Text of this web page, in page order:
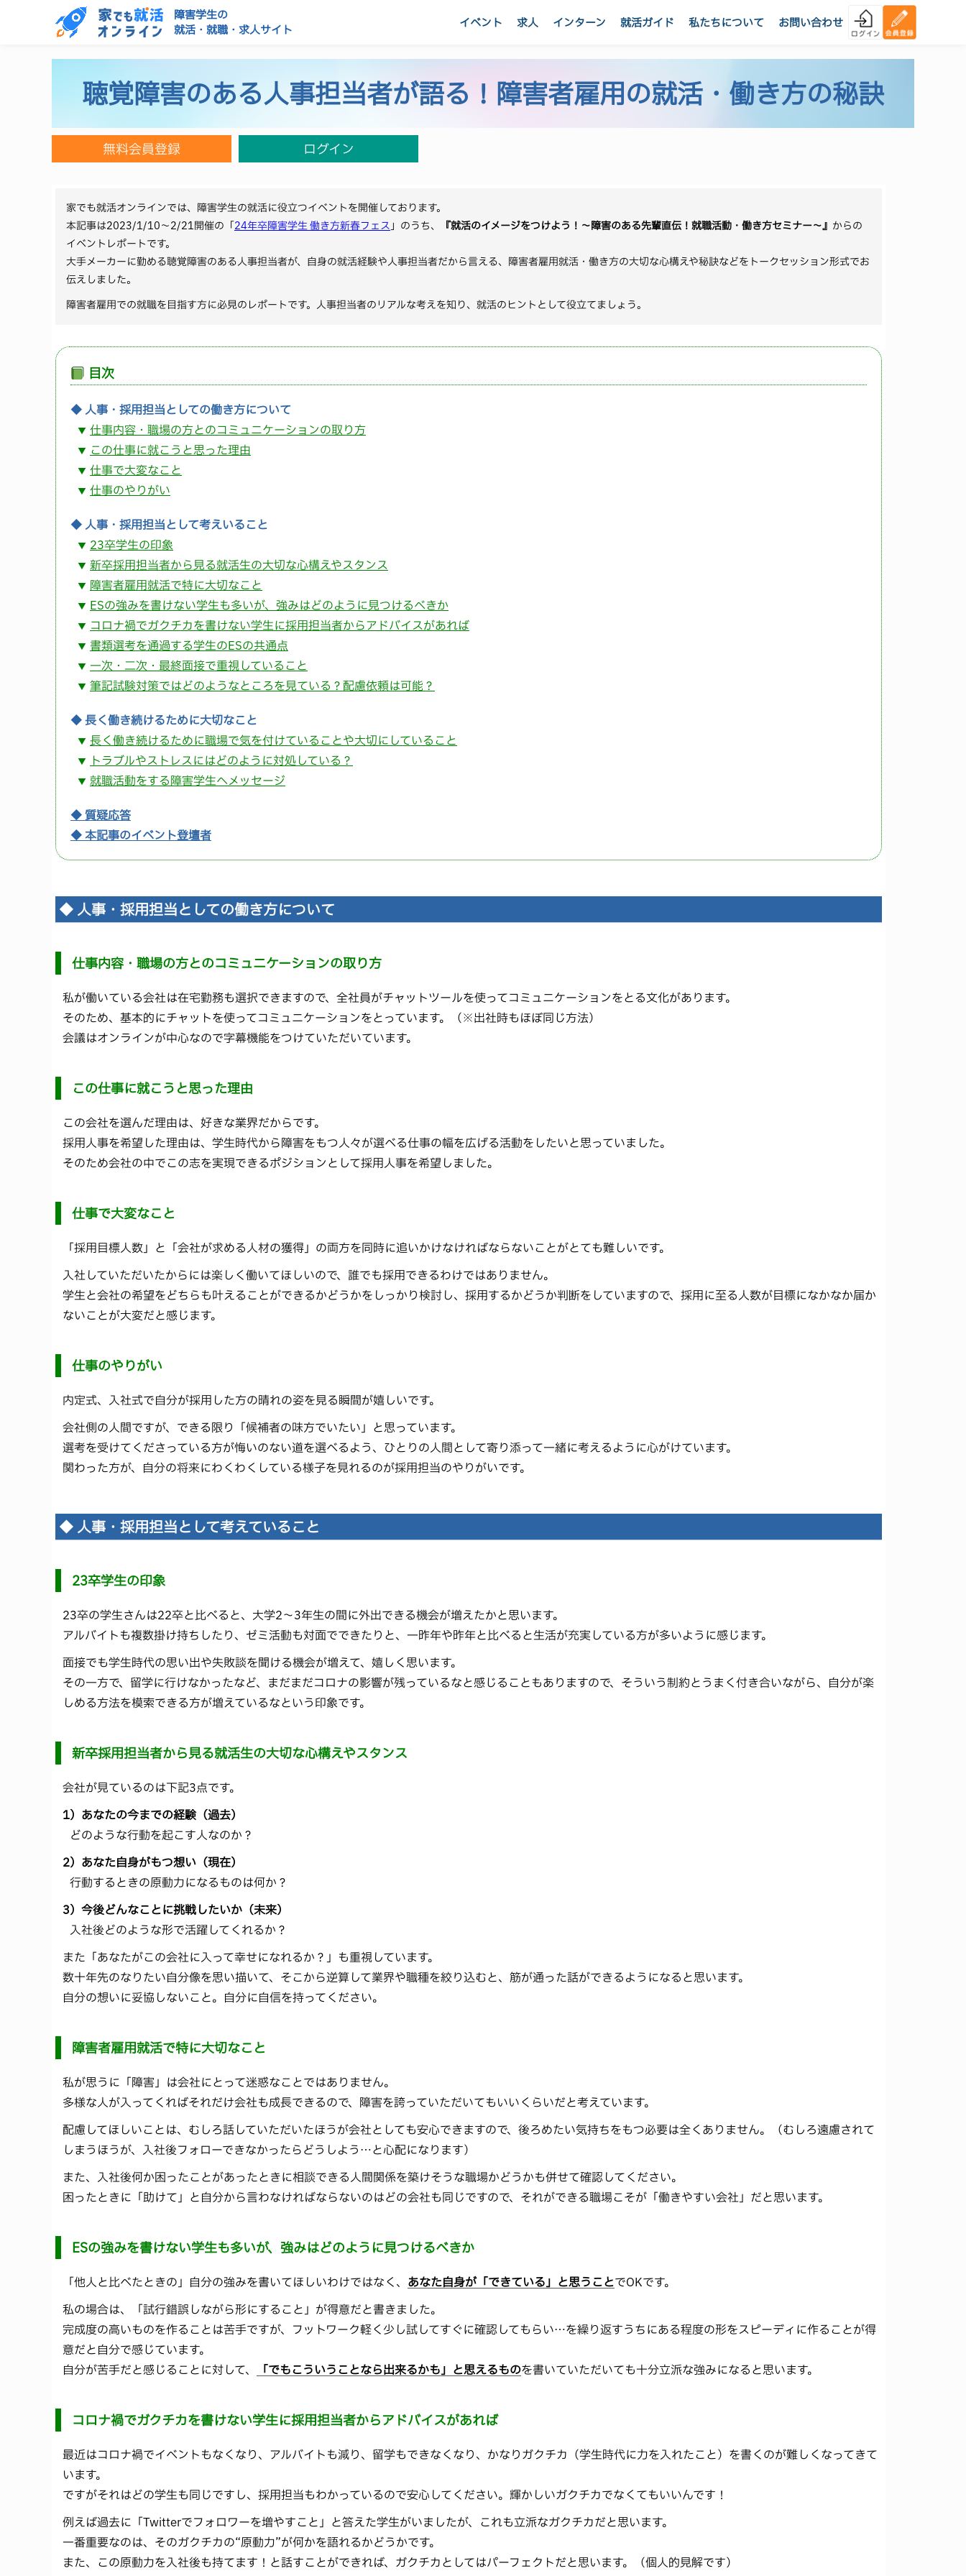
障害学生の
就活・就職・求人サイト
イベント 求人 インターン 就活ガイド 私たちについて お問い合わせ
聴覚障害のある人事担当者が語る！障害者雇用の就活・働き方の秘訣
無料会員登録 ログイン
家でも就活オンラインでは、障害学生の就活に役立つイベントを開催しております。
本記事は2023/1/10～2/21開催の「 24年卒障害学生 働き方新春フェス 」のうち、 『就活のイメージをつけよう！～障害のある先輩直伝！就職活動・働き方セミナー～』 からの
イベントレポートです。
大手メーカーに勤める聴覚障害のある人事担当者が、自身の就活経験や人事担当者だから言える、障害者雇用就活・働き方の大切な心構えや秘訣などをトークセッション形式でお
伝えしました。
障害者雇用での就職を目指す方に必見のレポートです。人事担当者のリアルな考えを知り、就活のヒントとして役立てましょう。
目次
◆ 人事・採用担当としての働き方について
▼ 仕事内容・職場の方とのコミュニケーションの取り方
▼ この仕事に就こうと思った理由
▼ 仕事で大変なこと
▼ 仕事のやりがい
◆ 人事・採用担当として考えいること
▼ 23卒学生の印象
▼ 新卒採用担当者から見る就活生の大切な心構えやスタンス
▼ 障害者雇用就活で特に大切なこと
▼ ESの強みを書けない学生も多いが、強みはどのように見つけるべきか
▼ コロナ禍でガクチカを書けない学生に採用担当者からアドバイスがあれば
▼ 書類選考を通過する学生のESの共通点
▼ 一次・二次・最終面接で重視していること
▼ 筆記試験対策ではどのようなところを見ている？配慮依頼は可能？
◆ 長く働き続けるために大切なこと
▼ 長く働き続けるために職場で気を付けていることや大切にしていること
▼ トラブルやストレスにはどのように対処している？
▼ 就職活動をする障害学生へメッセージ
◆ 質疑応答
◆ 本記事のイベント登壇者
◆ 人事・採用担当としての働き方について
仕事内容・職場の方とのコミュニケーションの取り方
私が働いている会社は在宅勤務も選択できますので、全社員がチャットツールを使ってコミュニケーションをとる文化があります。
そのため、基本的にチャットを使ってコミュニケーションをとっています。（※出社時もほぼ同じ方法）
会議はオンラインが中心なので字幕機能をつけていただいています。
この仕事に就こうと思った理由
この会社を選んだ理由は、好きな業界だからです。
採用人事を希望した理由は、学生時代から障害をもつ人々が選べる仕事の幅を広げる活動をしたいと思っていました。
そのため会社の中でこの志を実現できるポジションとして採用人事を希望しました。
仕事で大変なこと
「採用目標人数」と「会社が求める人材の獲得」の両方を同時に追いかけなければならないことがとても難しいです。
入社していただいたからには楽しく働いてほしいので、誰でも採用できるわけではありません。
学生と会社の希望をどちらも叶えることができるかどうかをしっかり検討し、採用するかどうか判断をしていますので、採用に至る人数が目標になかなか届か
ないことが大変だと感じます。
仕事のやりがい
内定式、入社式で自分が採用した方の晴れの姿を見る瞬間が嬉しいです。
会社側の人間ですが、できる限り「候補者の味方でいたい」と思っています。
選考を受けてくださっている方が悔いのない道を選べるよう、ひとりの人間として寄り添って一緒に考えるように心がけています。
関わった方が、自分の将来にわくわくしている様子を見れるのが採用担当のやりがいです。
◆ 人事・採用担当として考えていること
23卒学生の印象
23卒の学生さんは22卒と比べると、大学2～3年生の間に外出できる機会が増えたかと思います。
アルバイトも複数掛け持ちしたり、ゼミ活動も対面でできたりと、一昨年や昨年と比べると生活が充実している方が多いように感じます。
面接でも学生時代の思い出や失敗談を聞ける機会が増えて、嬉しく思います。
その一方で、留学に行けなかったなど、まだまだコロナの影響が残っているなと感じることもありますので、そういう制約とうまく付き合いながら、自分が楽
しめる方法を模索できる方が増えているなという印象です。
新卒採用担当者から見る就活生の大切な心構えやスタンス
会社が見ているのは下記3点です。
1）あなたの今までの経験（過去）
どのような行動を起こす人なのか？
2）あなた自身がもつ想い（現在）
行動するときの原動力になるものは何か？
3）今後どんなことに挑戦したいか（未来）
入社後どのような形で活躍してくれるか？
また「あなたがこの会社に入って幸せになれるか？」も重視しています。
数十年先のなりたい自分像を思い描いて、そこから逆算して業界や職種を絞り込むと、筋が通った話ができるようになると思います。
自分の想いに妥協しないこと。自分に自信を持ってください。
障害者雇用就活で特に大切なこと
私が思うに「障害」は会社にとって迷惑なことではありません。
多様な人が入ってくればそれだけ会社も成長できるので、障害を誇っていただいてもいいくらいだと考えています。
配慮してほしいことは、むしろ話していただいたほうが会社としても安心できますので、後ろめたい気持ちをもつ必要は全くありません。（むしろ遠慮されて
しまうほうが、入社後フォローできなかったらどうしよう…と心配になります）
また、入社後何か困ったことがあったときに相談できる人間関係を築けそうな職場かどうかも併せて確認してください。
困ったときに「助けて」と自分から言わなければならないのはどの会社も同じですので、それができる職場こそが「働きやすい会社」だと思います。
ESの強みを書けない学生も多いが、強みはどのように見つけるべきか
「他人と比べたときの」自分の強みを書いてほしいわけではなく、 あなた自身が「できている」と思うことでOKです。
私の場合は、「試行錯誤しながら形にすること」が得意だと書きました。
完成度の高いものを作ることは苦手ですが、フットワーク軽く少し試してすぐに確認してもらい…を繰り返すうちにある程度の形をスピーディに作ることが得
意だと自分で感じています。
自分が苦手だと感じることに対して、
「でもこういうことなら出来るかも」と思えるものを書いていただいても十分立派な強みになると思います。
コロナ禍でガクチカを書けない学生に採用担当者からアドバイスがあれば
最近はコロナ禍でイベントもなくなり、アルバイトも減り、留学もできなくなり、かなりガクチカ（学生時代に力を入れたこと）を書くのが難しくなってきて
います。
ですがそれはどの学生も同じですし、採用担当もわかっているので安心してください。輝かしいガクチカでなくてもいいんです！
例えば過去に「Twitterでフォロワーを増やすこと」と答えた学生がいましたが、これも立派なガクチカだと思います。
一番重要なのは、そのガクチカの“原動力”が何かを語れるかどうかです。
また、この原動力を入社後も持てます！と話すことができれば、ガクチカとしてはパーフェクトだと思います。（個人的見解です）